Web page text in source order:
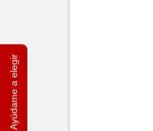
Ayúdame a elegir